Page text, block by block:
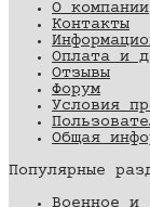
О компании
Контакты
Оплата и
Отзывы
Форум
Условия
Общая
Популярные